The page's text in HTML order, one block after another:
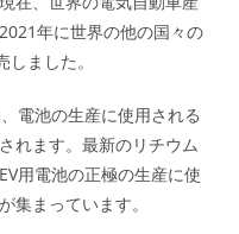
年に世界の他の国々の
ました。
電池の生産に使用される
れます。最新のリチウム
用電池の正極の生産に使
集まっています。